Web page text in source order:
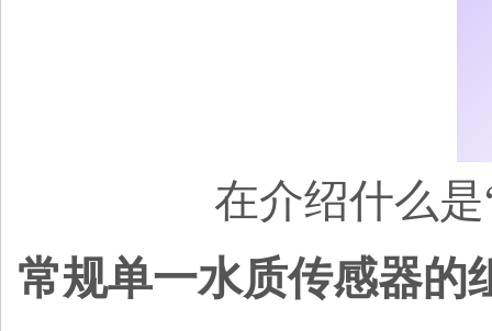
在介绍什么是
常规单一水质传感器的